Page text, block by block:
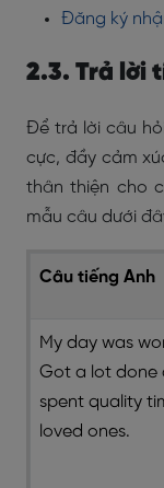
Đăng ký
2.3. Trả lời
Để trả lời câu
cực, đầy cảm
thân thiện cho
mẫu câu dưới
Câu tiếng Anh
My day was
Got a lot done
spent quality
loved ones.